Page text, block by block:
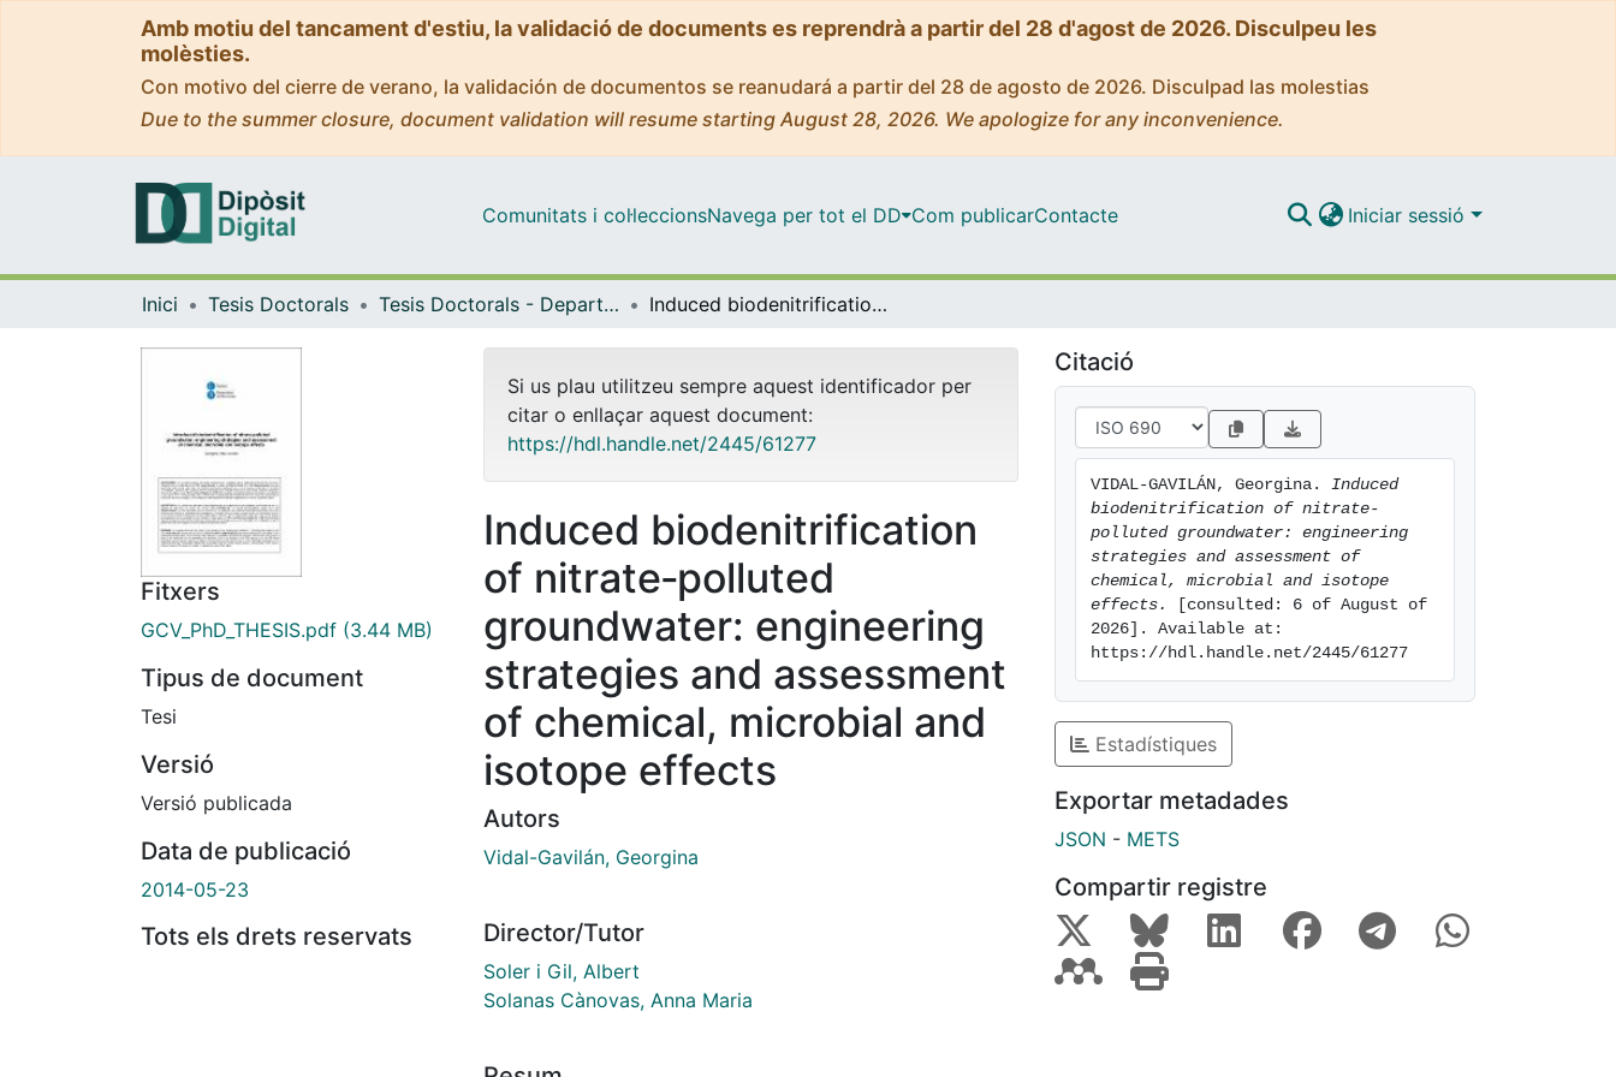
Amb motiu del tancament d'estiu, la validació de documents es reprendrà a partir del 28 d'agost de 2026. Disculpeu les
molèsties.
Con motivo del cierre de verano, la validación de documentos se reanudará a partir del 28 de agosto de 2026. Disculpad las molestias
Due to the summer closure, document validation will resume starting August 28, 2026. We apologize for any inconvenience.
Comunitats i col·leccionsNavega per tot el DD Com publicarContacte Iniciar sessió
Inici Tesis Doctorals Tesis Doctorals - Departament - Cristal·lografia, Mineralogia i Dipòsits Minerals Induced biodenitrification of nitrate‐polluted groundwater: engineering strategies and assessment of chemical, microbial and isotope effects
Fitxers
GCV_PhD_THESIS.pdf (3.44 MB)
Tipus de document
Tesi
Versió
Versió publicada
Data de publicació
2014-05-23
Tots els drets reservats
Si us plau utilitzeu sempre aquest identificador per
citar o enllaçar aquest document:
https://hdl.handle.net/2445/61277
Induced biodenitrification
of nitrate‐polluted
groundwater: engineering
strategies and assessment
of chemical, microbial and
isotope effects
Autors
Vidal-Gavilán, Georgina
Director/Tutor
Soler i Gil, Albert
Solanas Cànovas, Anna Maria
Citació
VIDAL-GAVILÁN, Georgina. Induced
biodenitrification of nitrate‐
polluted groundwater: engineering
strategies and assessment of
chemical, microbial and isotope
effects.
[consulted: 6 of August of
2026]. Available at:
https://hdl.handle.net/2445/61277
Estadístiques
Exportar metadades
JSON - METS
Compartir registre